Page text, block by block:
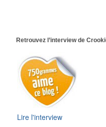
Retrouvez l’interview de
Lire l'interview